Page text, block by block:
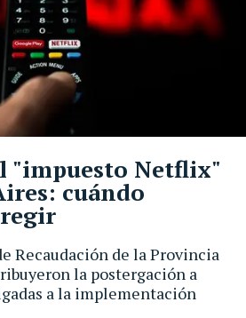
Recaudación de la Provincia
la postergación a
a la implementación
"impuesto Netflix"
cuándo